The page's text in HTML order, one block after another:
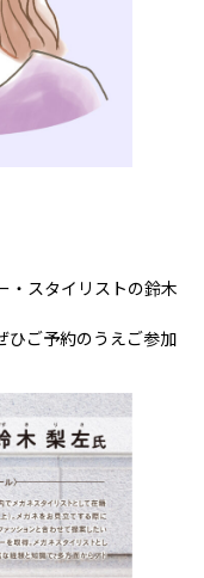
・スタイリストの鈴木
ひご予約のうえご参加